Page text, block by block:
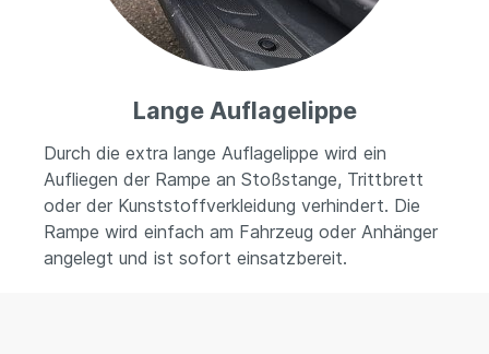
Lange Auflagelippe
Durch die extra lange Auflagelippe wird ein
Aufliegen der Rampe an Stoßstange, Trittbrett
oder der Kunststoffverkleidung verhindert. Die
Rampe wird einfach am Fahrzeug oder Anhänger
angelegt und ist sofort einsatzbereit.